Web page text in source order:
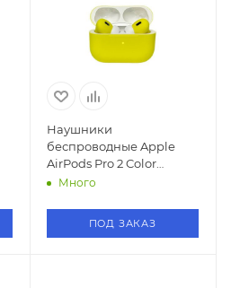
Наушники
беспроводные Apple
AirPods Pro 2 Color
(Lemon/Лимон)
Много
ПОД ЗАКАЗ